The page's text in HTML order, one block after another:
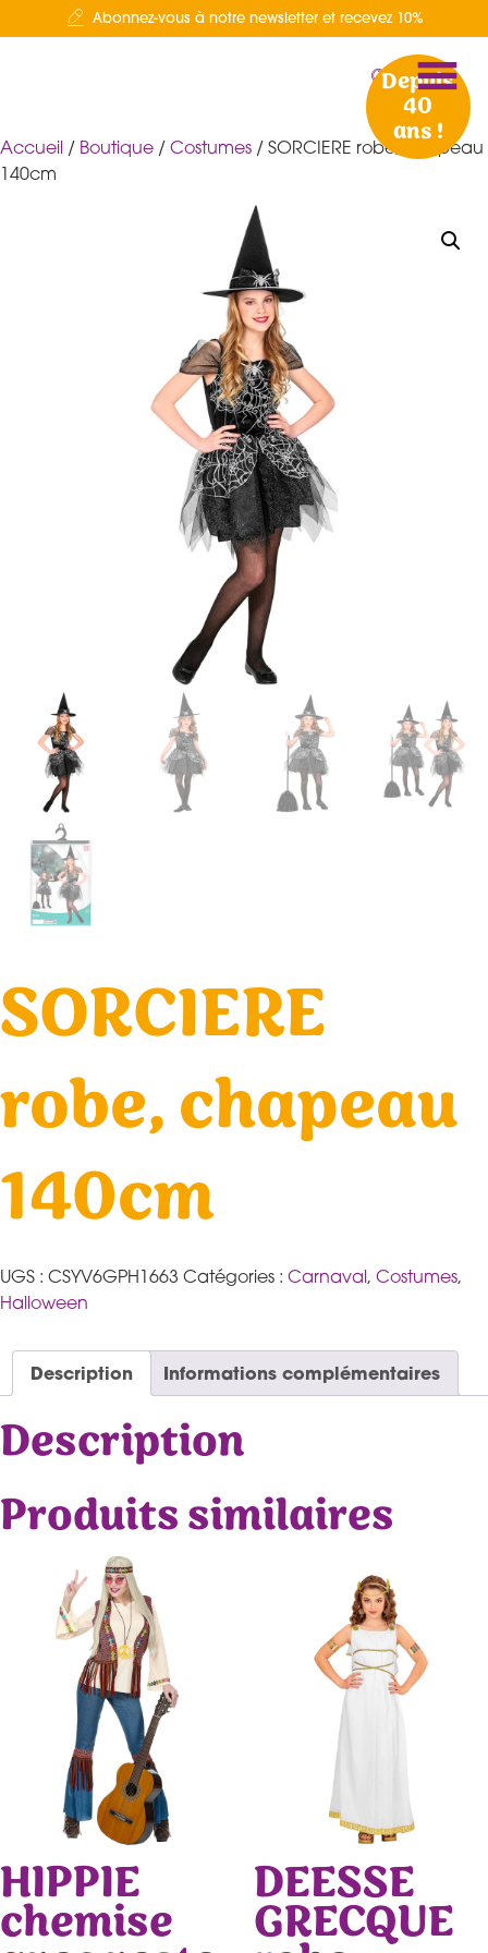
Abonnez-vous à notre newsletter et recevez 10%
Depuis
40
ans !
Accueil / Boutique / Costumes / SORCIERE robe, chapeau
140cm
SORCIERE
robe, chapeau
140cm
UGS : CSYV6GPH1663 Catégories : Carnaval, Costumes,
Halloween
Description Informations complémentaires
Description
Produits similaires
HIPPIE
chemise
DEESSE
GRECQUE